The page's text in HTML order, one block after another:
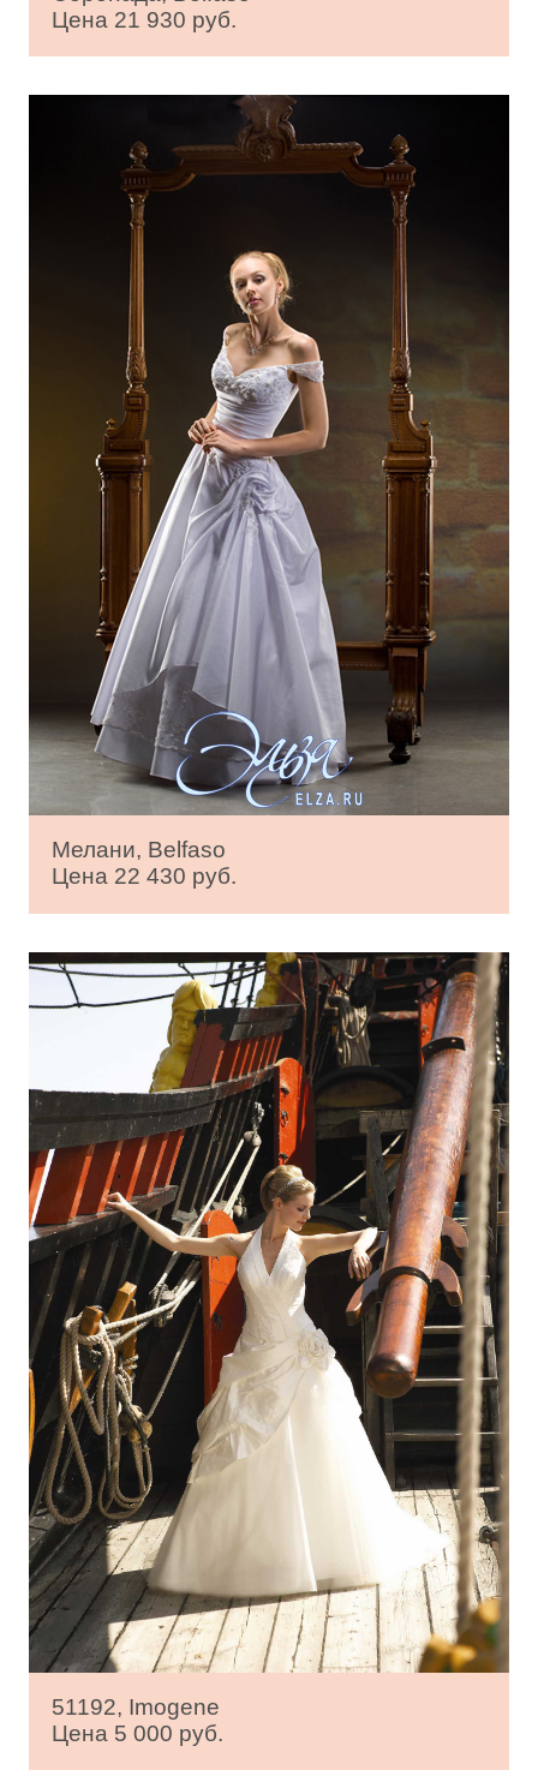
Цена 21 930 руб.
Мелани, Belfaso
Цена 22 430 руб.
51192, Imogene
Цена 5 000 руб.